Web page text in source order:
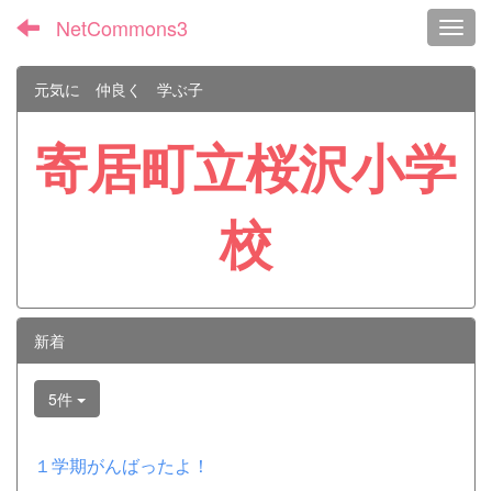
NetCommons3
元気に 仲良く 学ぶ子
寄居町立桜沢小学
校
新着
5件
１学期がんばったよ！